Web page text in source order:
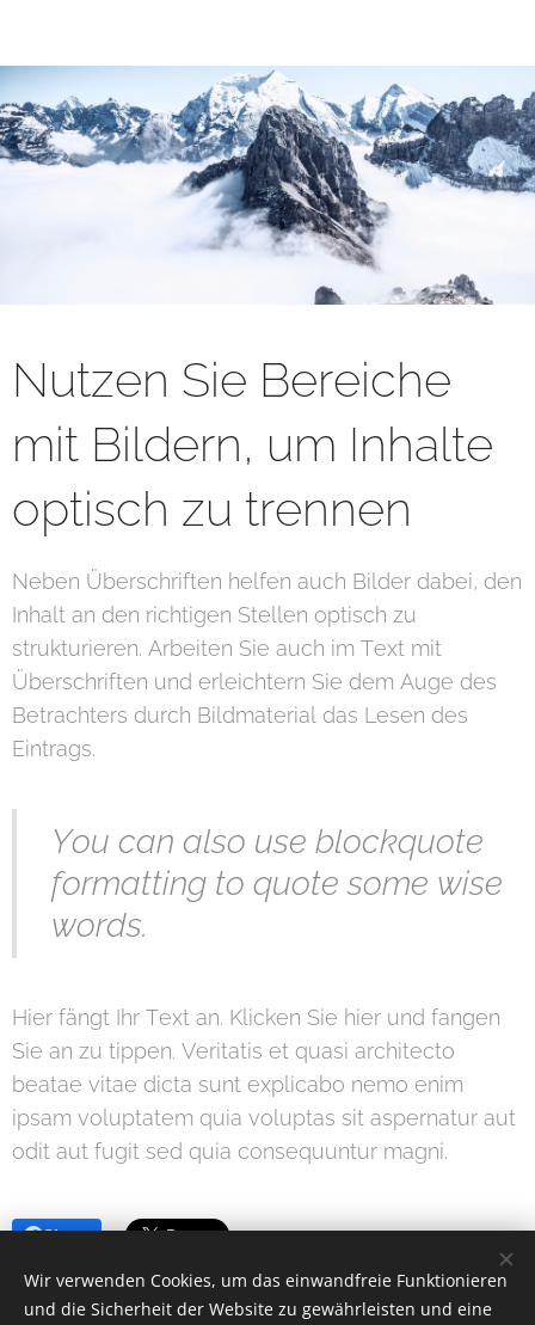
Nutzen Sie Bereiche
mit Bildern, um Inhalte
optisch zu trennen
Neben Überschriften helfen auch Bilder dabei, den
Inhalt an den richtigen Stellen optisch zu
strukturieren. Arbeiten Sie auch im Text mit
Überschriften und erleichtern Sie dem Auge des
Betrachters durch Bildmaterial das Lesen des
Eintrags.
You can also use blockquote
formatting to quote some wise
words.
Hier fängt Ihr Text an. Klicken Sie hier und fangen
Sie an zu tippen. Veritatis et quasi architecto
beatae vitae dicta sunt explicabo nemo enim
ipsam voluptatem quia voluptas sit aspernatur aut
odit aut fugit sed quia consequuntur magni.
Share
Wir verwenden Cookies, um das einwandfreie Funktionieren
und die Sicherheit der Website zu gewährleisten und eine